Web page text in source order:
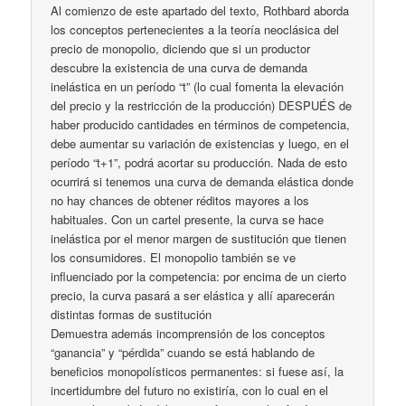
Al comienzo de este apartado del texto, Rothbard aborda
los conceptos pertenecientes a la teoría neoclásica del
precio de monopolio, diciendo que si un productor
descubre la existencia de una curva de demanda
inelástica en un período “t” (lo cual fomenta la elevación
del precio y la restricción de la producción) DESPUÉS de
haber producido cantidades en términos de competencia,
debe aumentar su variación de existencias y luego, en el
período “t+1”, podrá acortar su producción. Nada de esto
ocurrirá si tenemos una curva de demanda elástica donde
no hay chances de obtener réditos mayores a los
habituales. Con un cartel presente, la curva se hace
inelástica por el menor margen de sustitución que tienen
los consumidores. El monopolio también se ve
influenciado por la competencia: por encima de un cierto
precio, la curva pasará a ser elástica y allí aparecerán
distintas formas de sustitución
Demuestra además incomprensión de los conceptos
“ganancia” y “pérdida” cuando se está hablando de
beneficios monopolísticos permanentes: si fuese así, la
incertidumbre del futuro no existiría, con lo cual en el